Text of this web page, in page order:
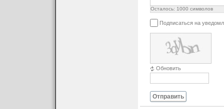
Осталось: 1000 символов
Подписаться на
Обновить
Отправить